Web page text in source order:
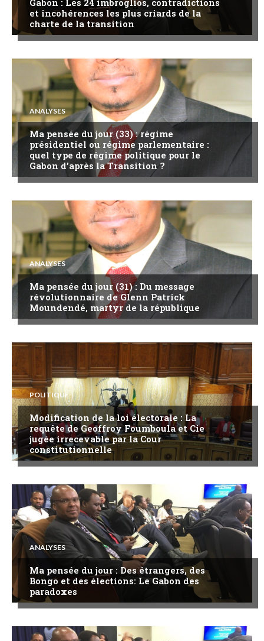
Gabon : Les 24 imbroglios, contradictions
et incohérences les plus criards de la
charte de la transition
ANALYSES
Ma pensée du jour (33) : régime
présidentiel ou régime parlementaire :
quel type de régime politique pour le
Gabon d’après la Transition ?
ANALYSES
Ma pensée du jour (31) : Du message
révolutionnaire de Glenn Patrick
Moundendé, martyr de la république
POLITIQUE
Modification de la loi électorale : La
requête de Geoffroy Foumboula et Cie
jugée irrecevable par la Cour
constitutionnelle
ANALYSES
Ma pensée du jour : Des étrangers, des
Bongo et des élections: Le Gabon des
paradoxes